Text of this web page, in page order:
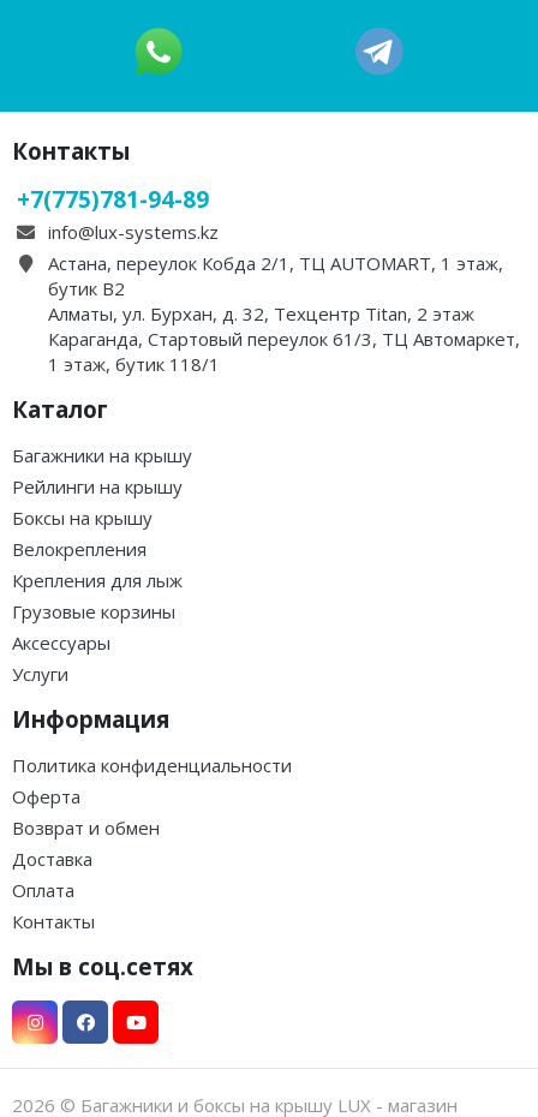
Контакты
+7(775)781-94-89
info@lux-systems.kz
Астана, переулок Кобда 2/1, ТЦ AUTOMART, 1 этаж,
бутик B2
Алматы, ул. Бурхан, д. 32, Техцентр Titan, 2 этаж
Караганда, Стартовый переулок 61/3, ТЦ Автомаркет,
1 этаж, бутик 118/1
Каталог
Багажники на крышу
Рейлинги на крышу
Боксы на крышу
Велокрепления
Крепления для лыж
Грузовые корзины
Аксессуары
Услуги
Информация
Политика конфиденциальности
Оферта
Возврат и обмен
Доставка
Оплата
Контакты
Мы в соц.сетях
2026 © Багажники и боксы на крышу LUX - магазин